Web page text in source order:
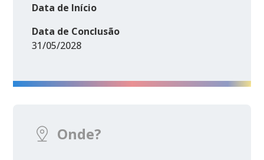
Data de Início
Data de Conclusão
31/05/2028
Onde?